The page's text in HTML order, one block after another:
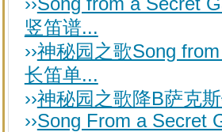
竖笛谱...
››神秘园之歌Song
长笛单...
››神秘园之歌降B萨克
››Song From a Secret